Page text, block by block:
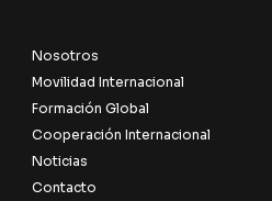
Nosotros
Movilidad Internacional
Formación Global
Cooperación Internacional
Noticias
Contacto